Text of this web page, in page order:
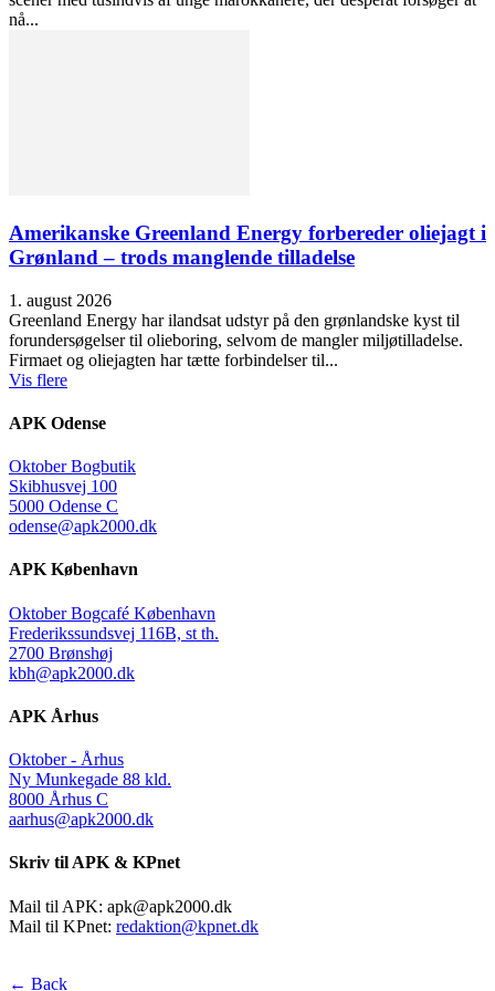
nå...
Amerikanske Greenland Energy forbereder oliejagt i
Grønland – trods manglende tilladelse
1. august 2026
Greenland Energy har ilandsat udstyr på den grønlandske kyst til
forundersøgelser til olieboring, selvom de mangler miljøtilladelse.
Firmaet og oliejagten har tætte forbindelser til...
Vis flere
APK Odense
Oktober Bogbutik
Skibhusvej 100
5000 Odense C
odense@apk2000.dk
APK København
Oktober Bogcafé København
Frederikssundsvej 116B, st th.
2700 Brønshøj
kbh@apk2000.dk
APK Århus
Oktober - Århus
Ny Munkegade 88 kld.
8000 Århus C
aarhus@apk2000.dk
Skriv til APK & KPnet
Mail til APK: apk@apk2000.dk
Mail til KPnet: redaktion@kpnet.dk
← Back